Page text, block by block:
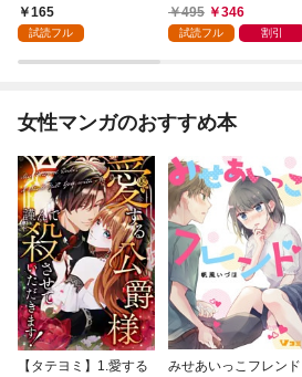
165
試読フル
冊版 1
495 346
試読フル 割引
女性マンガのおすすめ本
【タテヨミ】1.愛する
みせあいっこフレンド